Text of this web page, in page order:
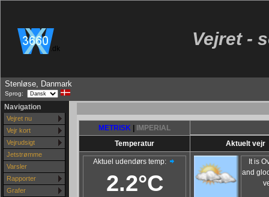
.dk Vejret -
Stenløse, Danmark
Sprog:
Navigation
Vejret nu
Vejr kort
Vejrudsigt
Jetstrømme
Varsler
Rapporter
Grafer
METRISK IMPERIAL
Temperatur Aktuelt vejr
Aktuel udendørs temp:
2.2°C
It is
and